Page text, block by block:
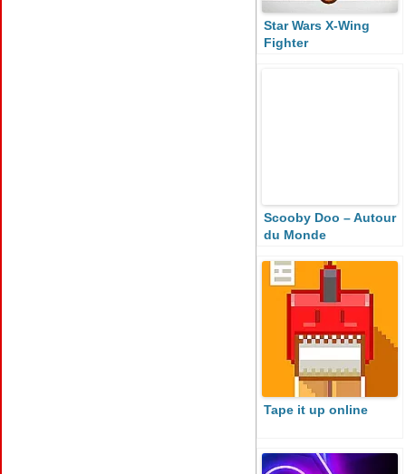
Star Wars X-Wing
Fighter
Scooby Doo – Autour
du Monde
Tape it up online